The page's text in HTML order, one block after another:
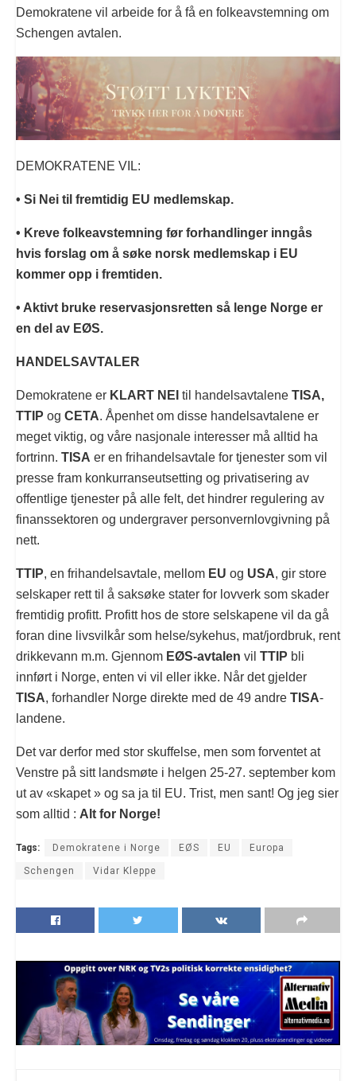
Demokratene vil arbeide for å få en folkeavstemning om
Schengen avtalen.
DEMOKRATENE VIL:
• Si Nei til fremtidig EU medlemskap.
• Kreve folkeavstemning før forhandlinger inngås
hvis forslag om å søke norsk medlemskap i EU
kommer opp i fremtiden.
• Aktivt bruke reservasjonsretten så lenge Norge er
en del av EØS.
HANDELSAVTALER
Demokratene er KLART NEI til handelsavtalene TISA,
TTIP og CETA. Åpenhet om disse handelsavtalene er
meget viktig, og våre nasjonale interesser må alltid ha
fortrinn. TISA er en frihandelsavtale for tjenester som vil
presse fram konkurranseutsetting og privatisering av
offentlige tjenester på alle felt, det hindrer regulering av
finanssektoren og undergraver personvernlovgivning på
nett.
TTIP, en frihandelsavtale, mellom EU og USA, gir store
selskaper rett til å saksøke stater for lovverk som skader
fremtidig profitt. Profitt hos de store selskapene vil da gå
foran dine livsvilkår som helse/sykehus, mat/jordbruk, rent
drikkevann m.m. Gjennom EØS-avtalen vil TTIP bli
innført i Norge, enten vi vil eller ikke. Når det gjelder
TISA, forhandler Norge direkte med de 49 andre TISA-
landene.
Det var derfor med stor skuffelse, men som forventet at
Venstre på sitt landsmøte i helgen 25-27. september kom
ut av «skapet » og sa ja til EU. Trist, men sant! Og jeg sier
som alltid : Alt for Norge!
Tags: Demokratene i Norge EØS EU Europa
Schengen Vidar Kleppe